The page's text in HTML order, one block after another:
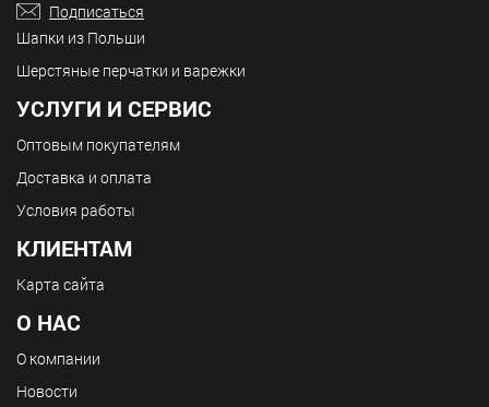
Подписаться
Шапки из Польши
Шерстяные перчатки и варежки
УСЛУГИ И СЕРВИС
Оптовым покупателям
Доставка и оплата
Условия работы
КЛИЕНТАМ
Карта сайта
О НАС
О компании
Новости